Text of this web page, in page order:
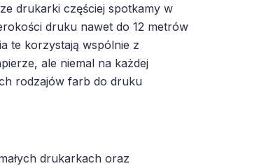
drukarki częściej spotkamy w
druku nawet do 12 metrów
te korzystają wspólnie z
ale niemal na każdej
rodzajów farb do druku
drukarkach oraz